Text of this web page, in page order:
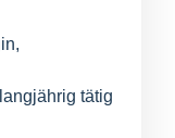
tätig